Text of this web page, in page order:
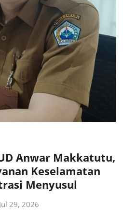
Anwar Makkatutu,
Keselamatan
Menyusul
Jul 29, 2026